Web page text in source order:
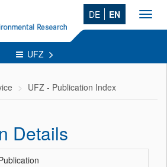
DE EN
UFZ
UFZ - Publication Index
Details